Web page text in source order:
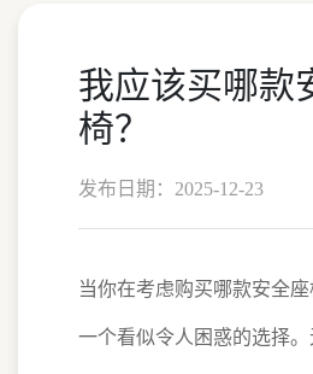
我应该买哪款
椅？
发布日期：2025-12-23
当你在考虑购买哪款安全
一个看似令人困惑的选择